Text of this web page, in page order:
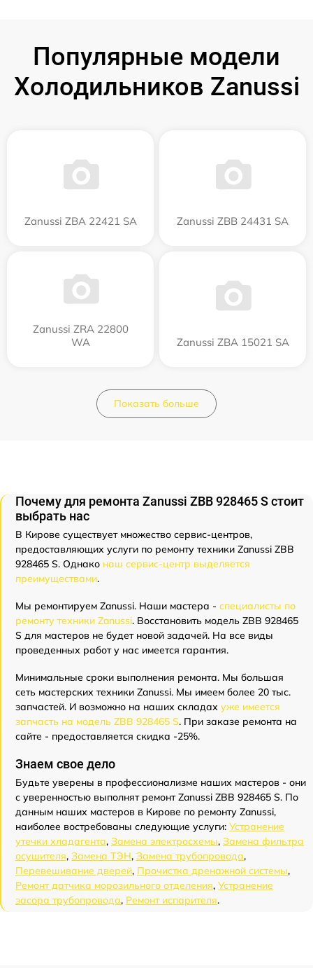
Популярные модели
Холодильников Zanussi
Zanussi ZBA 22421 SA Zanussi ZBB 24431 SA
Zanussi ZRA 22800
WA
Zanussi ZBA 15021 SA
Показать больше
Почему для ремонта Zanussi ZBB 928465 S стоит
выбрать нас
В Кирове существует множество сервис-центров,
предоставляющих услуги по ремонту техники Zanussi ZBB
928465 S. Однако наш сервис-центр выделяется
преимуществами.
Мы ремонтируем Zanussi. Наши мастера - специалисты по
ремонту техники Zanussi. Восстановить модель ZBB 928465
S для мастеров не будет новой задачей. На все виды
проведенных работ у нас имеется гарантия.
Минимальные сроки выполнения ремонта. Мы большая
сеть мастерских техники Zanussi. Мы имеем более 20 тыс.
запчастей. И возможно на наших складах уже имеется
запчасть на модель ZBB 928465 S. При заказе ремонта на
сайте - предоставляется скидка -25%.
Знаем свое дело
Будьте уверены в профессионализме наших мастеров - они
с уверенностью выполнят ремонт Zanussi ZBB 928465 S. По
данным наших мастеров в Кирове по ремонту Zanussi,
наиболее востребованы следующие услуги: Устранение
утечки хладагента, Замена электросхемы, Замена фильтра
осушителя, Замена ТЭН, Замена трубопровода,
Перевешивание дверей, Прочистка дренажной системы,
Ремонт датчика морозильного отделения, Устранение
засора трубопровода, Ремонт испарителя.